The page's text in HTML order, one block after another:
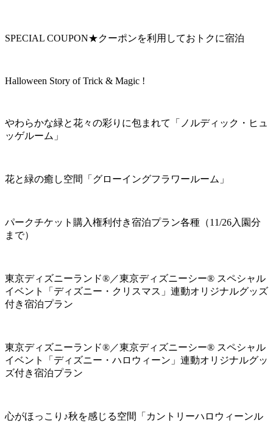
SPECIAL COUPON★クーポンを利用しておトクに宿泊
Halloween Story of Trick & Magic !
やわらかな緑と花々の彩りに包まれて「ノルディック・ヒュ
ッゲルーム」
花と緑の癒し空間「グローイングフラワールーム」
パークチケット購入権利付き宿泊プラン各種（11/26入園分
まで）
東京ディズニーランド®／東京ディズニーシー® スペシャル
イベント「ディズニー・クリスマス」連動オリジナルグッズ
付き宿泊プラン
東京ディズニーランド®／東京ディズニーシー® スペシャル
イベント「ディズニー・ハロウィーン」連動オリジナルグッ
ズ付き宿泊プラン
心がほっこり♪秋を感じる空間「カントリーハロウィーンル